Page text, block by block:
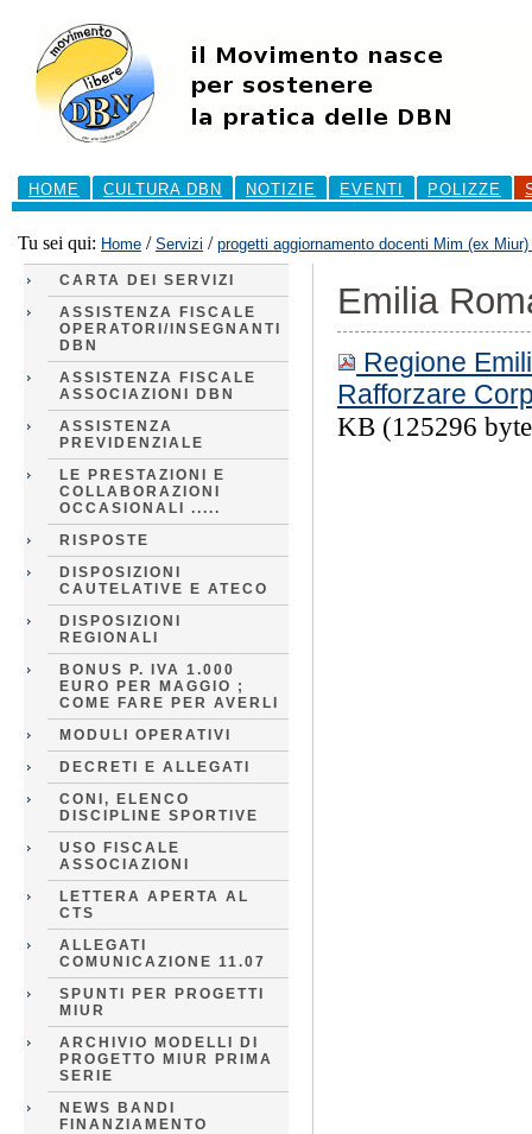
contenuti.
navigazione
Sezioni
HOME
CULTURA DBN NOTIZIE EVENTI POLIZZE
Tu sei qui: Home / Servizi / progetti aggiornamento docenti Mim (ex Miur)
CARTA DEI SERVIZI
ASSISTENZA FISCALE
OPERATORI/INSEGNANTI
DBN
ASSISTENZA FISCALE
ASSOCIAZIONI DBN
ASSISTENZA
PREVIDENZIALE
LE PRESTAZIONI E
COLLABORAZIONI
OCCASIONALI .....
RISPOSTE
DISPOSIZIONI
CAUTELATIVE E ATECO
DISPOSIZIONI
REGIONALI
BONUS P. IVA 1.000
EURO PER MAGGIO ;
COME FARE PER AVERLI
MODULI OPERATIVI
DECRETI E ALLEGATI
CONI, ELENCO
DISCIPLINE SPORTIVE
USO FISCALE
ASSOCIAZIONI
LETTERA APERTA AL
CTS
ALLEGATI
COMUNICAZIONE 11.07
SPUNTI PER PROGETTI
MIUR
ARCHIVIO MODELLI DI
PROGETTO MIUR PRIMA
SERIE
NEWS BANDI
FINANZIAMENTO
Emilia
Regione
Rafforzare
KB (125296